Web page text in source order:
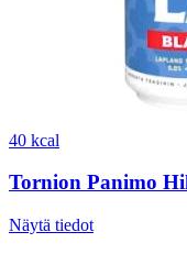
40 kcal
Tornion Panimo
Näytä tiedot